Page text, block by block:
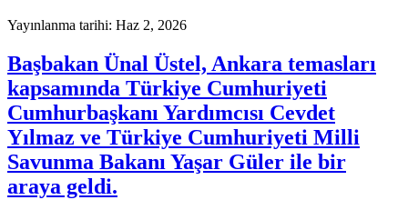
Yayınlanma tarihi: Haz 2, 2026
Başbakan Ünal Üstel, Ankara temasları
kapsamında Türkiye Cumhuriyeti
Cumhurbaşkanı Yardımcısı Cevdet
Yılmaz ve Türkiye Cumhuriyeti Milli
Savunma Bakanı Yaşar Güler ile bir
araya geldi.